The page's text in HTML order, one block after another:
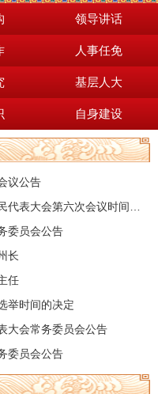
领导讲话
人事任免
基层人大
自身建设
议公告
委员会公告
长
任
举时间的决定
大会常务委员会公告
委员会公告